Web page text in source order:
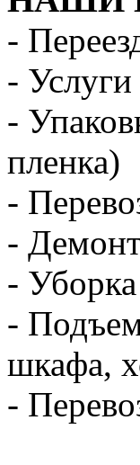
-
-
-
пленка)
-
-
-
-
шкафа,
-